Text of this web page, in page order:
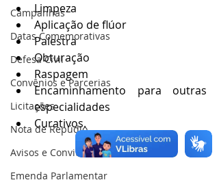
Campanhas
Datas Comemorativas
Defesa Civil
Convênios e Parcerias
Licitações
Nota de Repúdio
Avisos e Convites
Emenda Parlamentar
Limpeza
Aplicação de flúor
Palestra
Obturação
Raspagem
Encaminhamento para outras
especialidades
Curativos.